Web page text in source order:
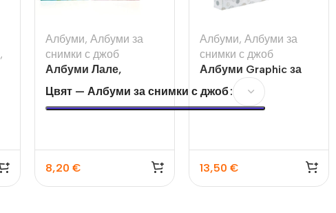
,
Албуми, Албуми за
снимки с джоб
Албуми Лале,
Слънчоглед за 120бр
Цвят — Албуми за снимки с джоб
8,20 €
Албуми, Албуми за
снимки с джоб
Албуми Graphic за
10х15 см., 200 бр
13,50 €